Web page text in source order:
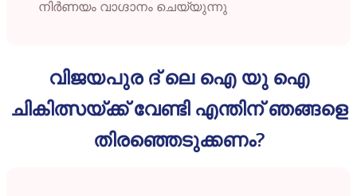
നിർണയം വാഗ്ദാനം ചെയ്യുന്നു
വിജയപുര ദ് ലെ ഐ യു ഐ
ചികിത്സയ്ക്ക് വേണ്ടി എന്തിന് ഞങ്ങളെ
തിരഞ്ഞെടുക്കണം?